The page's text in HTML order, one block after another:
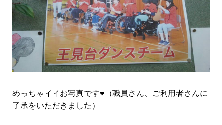
めっちゃイイお写真です♥（職員さん、ご利用者さんに
了承をいただきました）